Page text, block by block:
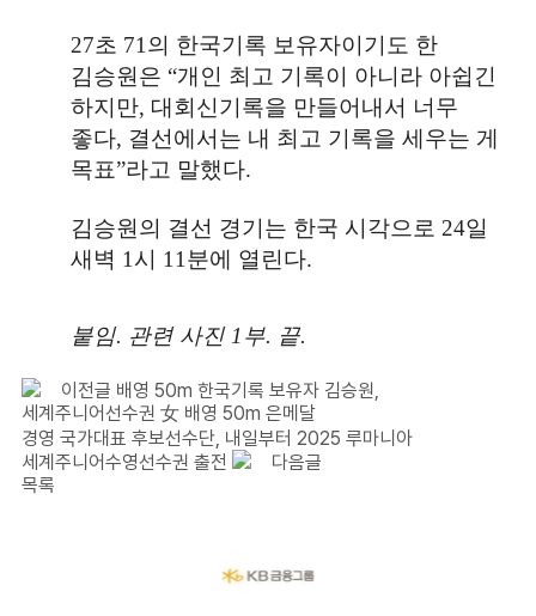
27초 71 의 한국기록 보유자이기도 한
김승원은 “개인 최고 기록이 아니라 아쉽긴
하지만, 대회신기록을 만들어내서 너무
좋다, 결선에서는 내 최고 기록을 세우는 게
목표”라고 말했다.
김승원의 결선 경기는 한국 시각으로 24일
새벽 1 시 11 분에 열린다.
붙임. 관련 사진 1 부. 끝.
이전글 배영 50m 한국기록 보유자 김승원,
세계주니어선수권 女 배영 50m 은메달
경영 국가대표 후보선수단, 내일부터 2025 루마니아
세계주니어수영선수권 출전
다음글
목록